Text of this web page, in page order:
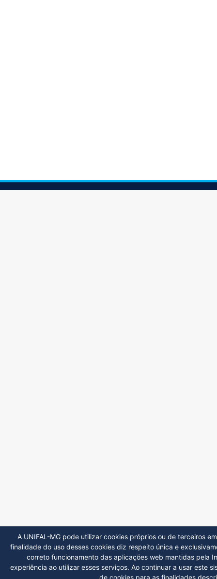
A UNIFAL-MG pode utilizar cookies próprios ou de terceiros
finalidade do uso desses cookies diz respeito única e
correto funcionamento das aplicações web mantidas pela
experiência ao utilizar esses serviços. Ao continuar a usar este
de cookies para as finalidades